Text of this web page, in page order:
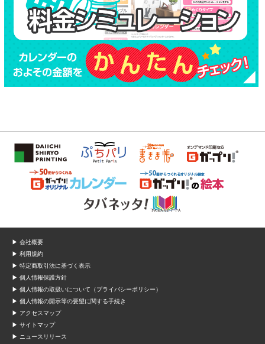
▶ 会社概要
▶ 利用規約
▶ 特定商取引法に基づく表示
▶ 個人情報保護方針
▶ 個人情報の取扱いについて（プライバシーポリシー）
▶ 個人情報の開示等の要望に関する手続き
▶ アクセスマップ
▶ サイトマップ
▶ ニュースリリース